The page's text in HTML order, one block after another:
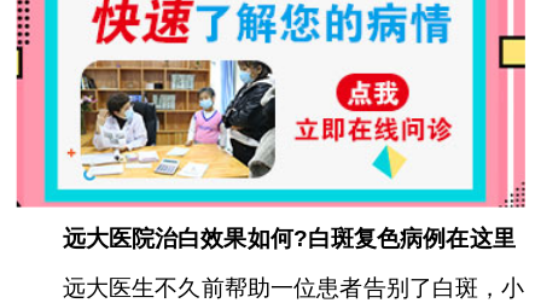
远大医院治白效果如何?白斑复色病例在这里
远大医生不久前帮助一位患者告别了白斑，小